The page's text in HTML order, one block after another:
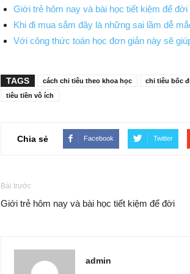
Giới trẻ hôm nay và bài học tiết kiệm để đời
Khi đi mua sắm đây là những sai lầm dễ
Với công thức toán học đơn giản này sẽ
TAGS cách chi tiêu theo khoa học
chi tiêu bốc
tiêu tiền vô ích
Chia sẻ Facebook Twitter
Bài trước
Giới trẻ hôm nay và bài học tiết kiệm để đời
admin